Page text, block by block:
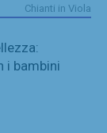
Chianti in Viola
i bambini